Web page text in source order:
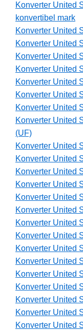
Konverter United
konvertibel mark
Konverter United
Konverter United
Konverter United
Konverter United
Konverter United
Konverter United
Konverter United
Konverter United
(UF)
Konverter United
Konverter United
Konverter United
Konverter United
Konverter United
Konverter United
Konverter United
Konverter United
Konverter United
Konverter United
Konverter United
Konverter United
Konverter United
Konverter United
Konverter United